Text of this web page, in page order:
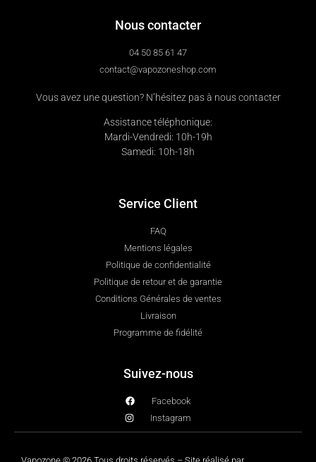
Nous contacter
04 50 85 61 47
contact@vapozoneshop.com
Vous avez une question? N’hésitez pas à nous contacter
Assistance téléphonique:
Mardi-Vendredi: 10h-19h
Samedi: 10h-18h
Service Client
FAQ
Mentions légales
Politique de confidentialité
Politique de retour et de garantie
Conditions Générales de ventes
Livraison
Programme de fidélité
Suivez-nous
Facebook
Instagram